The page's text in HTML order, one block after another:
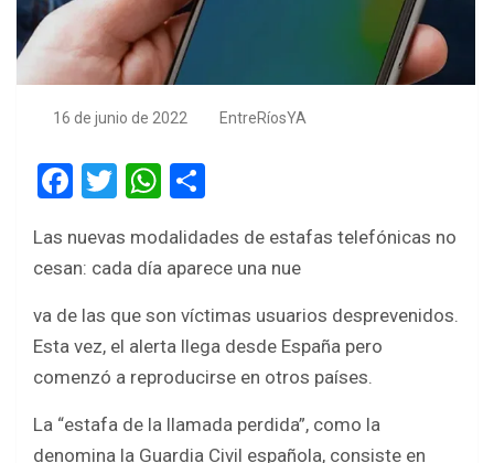
16 de junio de 2022 EntreRíosYA
F
ce
b
o
o
k
T
tt
er
W
at
s
A
p
p
ar
e
Las nuevas modalidades de estafas telefónicas no
cesan: cada día aparece una nue
va de las que son víctimas usuarios desprevenidos.
Esta vez, el alerta llega desde España pero
comenzó a reproducirse en otros países.
La “estafa de la llamada perdida”, como la
denomina la Guardia Civil española, consiste en